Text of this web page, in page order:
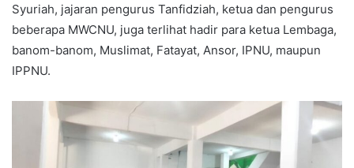
Syuriah, jajaran pengurus Tanfidziah, ketua dan pengurus
beberapa MWCNU, juga terlihat hadir para ketua Lembaga,
banom-banom, Muslimat, Fatayat, Ansor, IPNU, maupun
IPPNU.